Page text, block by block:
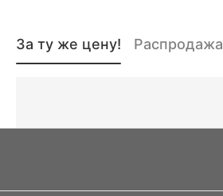
За ту же цену! Распродажа